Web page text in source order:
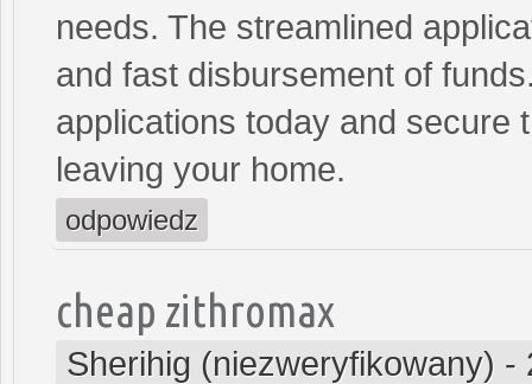
needs. The streamlined
and fast disbursement of
applications today and secure
leaving your home.
odpowiedz
cheap zithromax
Sherihig (niezweryfikowany) -